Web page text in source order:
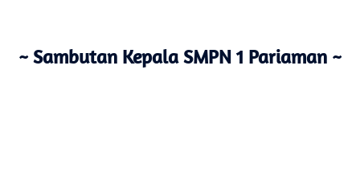
~ Sambutan Kepala SMPN 1 Pariaman ~